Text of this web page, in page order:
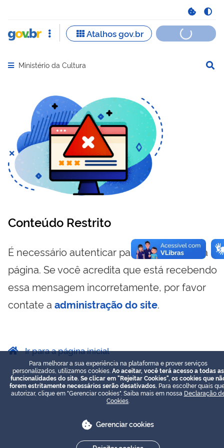
Abrir menu principal de navegação
Ministério da Cultura
Conteúdo Restrito
É necessário autenticar para visualizar essa
página. Se você acredita que está recebendo
essa mensagem incorretamente, por favor
contate a administração do site.
Ir para a página inicial
Para melhorar a sua experiência na plataforma e prover serviços
personalizados, utilizamos cookies. Ao aceitar, você terá acesso a todas as
funcionalidades do site. Se clicar em "Rejeitar Cookies", os cookies que
forem estritamente necessários serão desativados. Para escolher quais
autorizar, clique em "Gerenciar cookies". Saiba mais em nossa Declaração
Cookies
Gerenciar cookies